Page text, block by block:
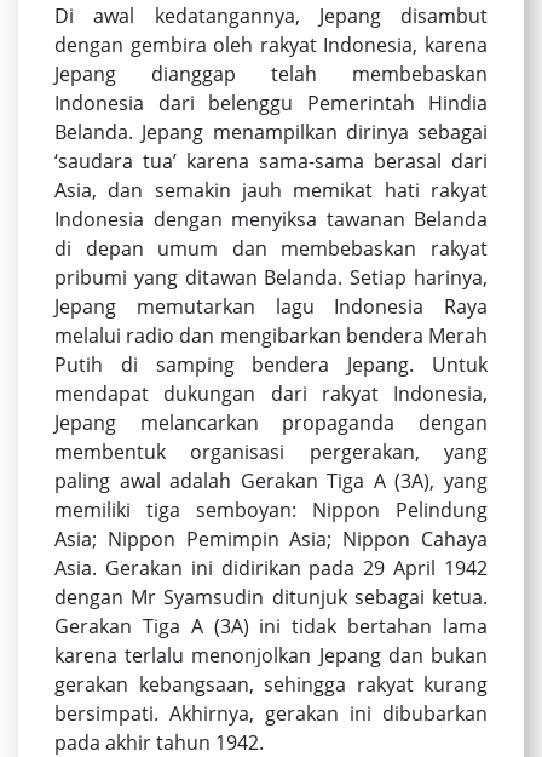
Di awal kedatangannya, Jepang disambut
dengan gembira oleh rakyat Indonesia, karena
Jepang dianggap telah membebaskan
Indonesia dari belenggu Pemerintah Hindia
Belanda. Jepang menampilkan dirinya sebagai
‘saudara tua’ karena sama-sama berasal dari
Asia, dan semakin jauh memikat hati rakyat
Indonesia dengan menyiksa tawanan Belanda
di depan umum dan membebaskan rakyat
pribumi yang ditawan Belanda. Setiap harinya,
Jepang memutarkan lagu Indonesia Raya
melalui radio dan mengibarkan bendera Merah
Putih di samping bendera Jepang. Untuk
mendapat dukungan dari rakyat Indonesia,
Jepang melancarkan propaganda dengan
membentuk organisasi pergerakan, yang
paling awal adalah Gerakan Tiga A (3A), yang
memiliki tiga semboyan: Nippon Pelindung
Asia; Nippon Pemimpin Asia; Nippon Cahaya
Asia. Gerakan ini didirikan pada 29 April 1942
dengan Mr Syamsudin ditunjuk sebagai ketua.
Gerakan Tiga A (3A) ini tidak bertahan lama
karena terlalu menonjolkan Jepang dan bukan
gerakan kebangsaan, sehingga rakyat kurang
bersimpati. Akhirnya, gerakan ini dibubarkan
pada akhir tahun 1942.